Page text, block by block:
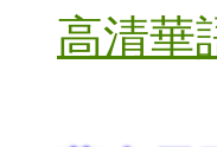
高清華